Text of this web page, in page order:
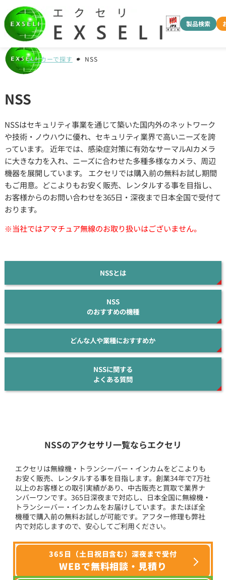
製品検索
メーカーで探す NSS
NSS
NSSはセキュリティ事業を通じて築いた国内外のネットワーク
や技術・ノウハウに優れ、セキュリティ業界で高いニーズを誇
っています。 近年では、感染症対策に有効なサーマルAIカメラ
に大きな力を入れ、ニーズに合わせた多種多様なカメラ、周辺
機器を展開しています。 エクセリでは購入前の無料お試し期間
もご用意。どこよりもお安く販売、レンタルする事を目指し、
お客様からのお問い合わせを365日・深夜まで日本全国で受付て
おります。
※当社ではアマチュア無線のお取り扱いはございません。
NSSとは
NSS
のおすすめの機種
どんな人や業種におすすめか
NSSに関する
よくある質問
NSSのアクセサリ一覧ならエクセリ
エクセリは無線機・トランシーバー・インカムをどこよりも
お安く販売、レンタルする事を目指します。創業34年で7万社
以上のお客様との取引実績があり、中古販売と買取で業界ナ
ンバーワンです。365日深夜まで対応し、日本全国に無線機・
トランシーバー・インカムをお届けしています。またほぼ全
機種で購入前の無料お試しが可能です。アフター修理も弊社
内で対応しますので、安心してご利用ください。
365日（土日祝日含む）深夜まで受付
WEBで無料相談・見積り